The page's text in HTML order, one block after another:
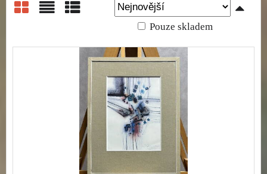
Pouze skladem